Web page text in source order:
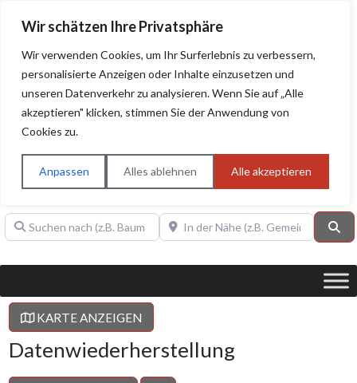
Wir schätzen Ihre Privatsphäre
Wir verwenden Cookies, um Ihr Surferlebnis zu verbessern,
personalisierte Anzeigen oder Inhalte einzusetzen und
unseren Datenverkehr zu analysieren. Wenn Sie auf „Alle
akzeptieren" klicken, stimmen Sie der Anwendung von
Cookies zu.
Anpassen Alles ablehnen Alle akzeptieren
BAUHERRENHILFE.orgQualitätssiegel!
Sie finden hier nur Qualitätsbetriebe, die mit dem DIAMANT,
PLATIN, GOLD, SILBER, ANWÄRTER "Bauherrenhilfe.org-
Qualitätssiegel" ausgezeichnet sind.
Suchen nach (z.B. Baumeister oder Dachdecker)In der Nähe (z.B. Gemeinde Baden)
KARTE ANZEIGEN
Datenwiederherstellung